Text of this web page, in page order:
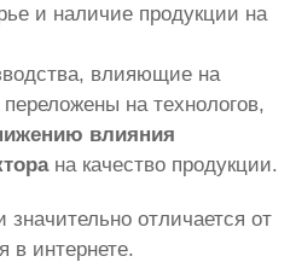
и наличие продукции на
влияющие на
на технологов,
влияния
на качество продукции.
отличается от
в интернете.